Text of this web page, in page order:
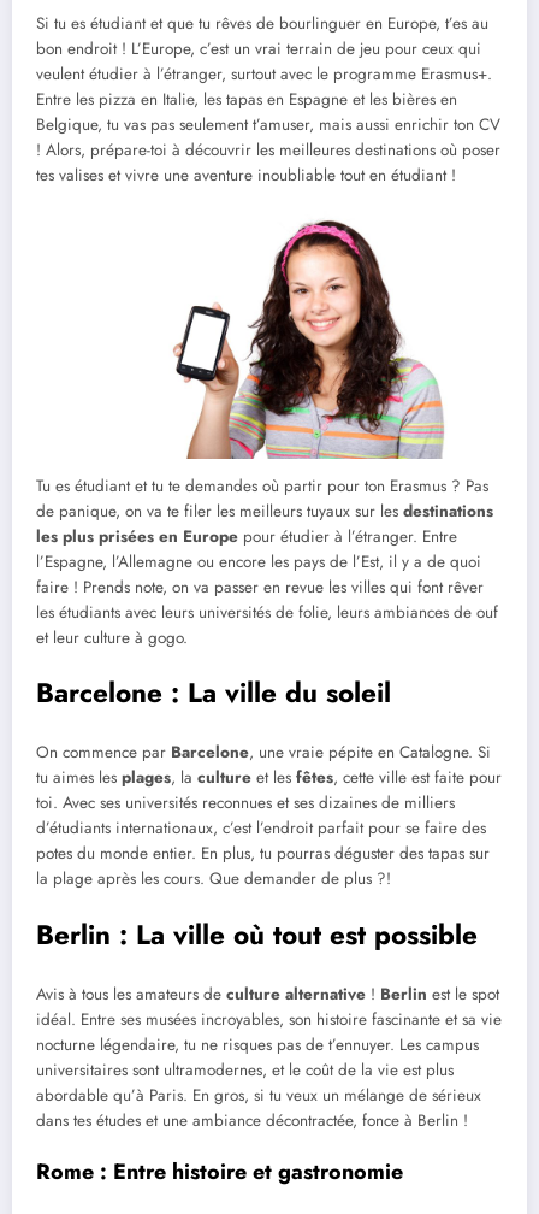
Si tu es étudiant et que tu rêves de bourlinguer en Europe, t’es au
bon endroit ! L’Europe, c’est un vrai terrain de jeu pour ceux qui
veulent étudier à l’étranger, surtout avec le programme Erasmus+.
Entre les pizza en Italie, les tapas en Espagne et les bières en
Belgique, tu vas pas seulement t’amuser, mais aussi enrichir ton CV
! Alors, prépare-toi à découvrir les meilleures destinations où poser
tes valises et vivre une aventure inoubliable tout en étudiant !
Tu es étudiant et tu te demandes où partir pour ton Erasmus ? Pas
de panique, on va te filer les meilleurs tuyaux sur les destinations
les plus prisées en Europe pour étudier à l’étranger. Entre
l’Espagne, l’Allemagne ou encore les pays de l’Est, il y a de quoi
faire ! Prends note, on va passer en revue les villes qui font rêver
les étudiants avec leurs universités de folie, leurs ambiances de ouf
et leur culture à gogo.
Barcelone : La ville du soleil
On commence par Barcelone, une vraie pépite en Catalogne. Si
tu aimes les plages, la culture et les fêtes, cette ville est faite pour
toi. Avec ses universités reconnues et ses dizaines de milliers
d’étudiants internationaux, c’est l’endroit parfait pour se faire des
potes du monde entier. En plus, tu pourras déguster des tapas sur
la plage après les cours. Que demander de plus ?!
Berlin : La ville où tout est possible
Avis à tous les amateurs de culture alternative ! Berlin est le spot
idéal. Entre ses musées incroyables, son histoire fascinante et sa vie
nocturne légendaire, tu ne risques pas de t’ennuyer. Les campus
universitaires sont ultramodernes, et le coût de la vie est plus
abordable qu’à Paris. En gros, si tu veux un mélange de sérieux
dans tes études et une ambiance décontractée, fonce à Berlin !
Rome : Entre histoire et gastronomie